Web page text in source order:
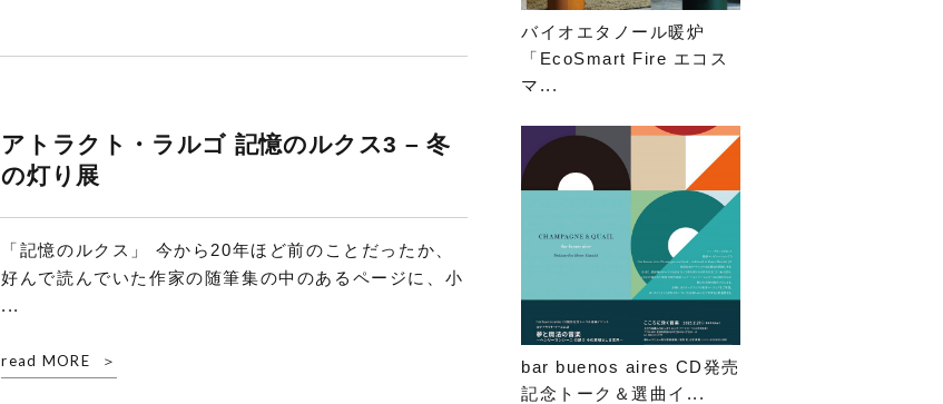
アトラクト・ラルゴ 記憶のルクス3 – 冬
の灯り展
「記憶のルクス」 今から20年ほど前のことだったか、
好んで読んでいた作家の随筆集の中のあるページに、小
...
read MORE
バイオエタノール暖炉
「EcoSmart Fire エコス
マ...
bar buenos aires CD発売
記念トーク＆選曲イ...